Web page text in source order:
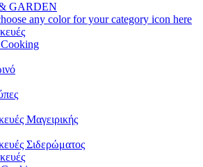
GARDEN
any color for your category icon here
Μαγειρικής
Σιδερώματος